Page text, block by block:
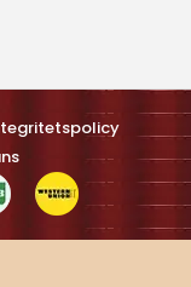
people and search